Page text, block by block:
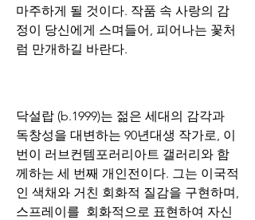
마주하게 될 것이다. 작품 속 사랑의 감
정이 당신에게 스며들어, 피어나는 꽃처
럼 만개하길 바란다.
닥설랍 (b.1999)는 젊은 세대의 감각과
독창성을 대변하는 90년대생 작가로, 이
번이 러브컨템포러리아트 갤러리와 함
께하는 세 번째 개인전이다. 그는 이국적
인 색채와 거친 회화적 질감을 구현하며,
스프레이를  회화적으로 표현하여 자신